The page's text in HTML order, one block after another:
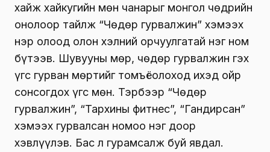
хайж хайкугийн мөн чанарыг монгол чөдрийн
онолоор тайлж “Чөдөр гурвалжин” хэмээх
нэр олоод олон хэлний орчуулгатай нэг ном
бүтээв. Шувууны мөр, чөдөр гурвалжин гэх
үгс гурван мөртийг томъёолоход ихэд ойр
сонсогдох үгс мөн. Тэрбээр “Чөдөр
гурвалжин”, “Тархины фитнес”, “Гандирсан”
хэмээх гурвалсан номоо нэг доор
хэвлүүлэв. Бас л гурамсалж буй явдал.